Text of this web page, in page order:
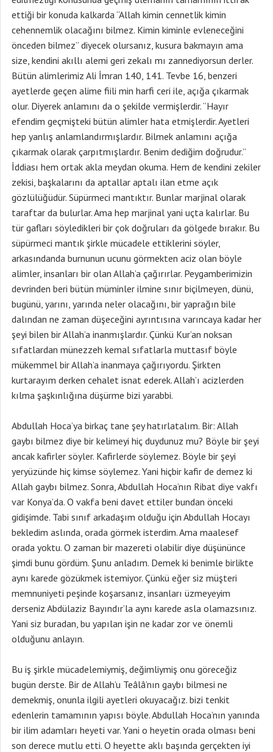
ettiği bir konuda kalkarda “Allah kimin cennetlik kimin
cehennemlik olacağını bilmez. Kimin kiminle evleneceğini
önceden bilmez” diyecek olursanız, kusura bakmayın ama
size, kendini akıllı alemi geri zekalı mı zannediyorsun derler.
Bütün alimlerimiz Ali İmran 140, 141. Tevbe 16, benzeri
ayetlerde geçen alime fiili min harfi ceri ile, açığa çıkarmak
olur. Diyerek anlamını da o şekilde vermişlerdir. “Hayır
efendim geçmişteki bütün alimler hata etmişlerdir. Ayetleri
hep yanlış anlamlandırmışlardır. Bilmek anlamını açığa
çıkarmak olarak çarpıtmışlardır. Benim dediğim doğrudur.”
İddiası hem ortak akla meydan okuma. Hem de kendini zekiler
zekisi, başkalarını da aptallar aptalı ilan etme açık
gözlülüğüdür. Süpürmeci mantıktır. Bunlar marjinal olarak
taraftar da bulurlar. Ama hep marjinal yani uçta kalırlar. Bu
tür gafları söyledikleri bir çok doğruları da gölgede bırakır. Bu
süpürmeci mantık şirkle mücadele ettiklerini söyler,
arkasındanda burnunun ucunu görmekten aciz olan böyle
alimler, insanları bir olan Allah’a çağırırlar. Peygamberimizin
devrinden beri bütün müminler ilmine sınır biçilmeyen, dünü,
bugünü, yarını, yarında neler olacağını, bir yaprağın bile
dalından ne zaman düşeceğini ayrıntısına varıncaya kadar her
şeyi bilen bir Allah’a inanmışlardır. Çünkü Kur’an noksan
sıfatlardan münezzeh kemal sıfatlarla muttasıf böyle
mükemmel bir Allah’a inanmaya çağırıyordu. Şirkten
kurtarayım derken cehalet isnat ederek. Allah’ı acizlerden
kılma şaşkınlığına düşürme bizi yarabbi.
Abdullah Hoca’ya birkaç tane şey hatırlatalım. Bir: Allah
gaybı bilmez diye bir kelimeyi hiç duydunuz mu? Böyle bir şeyi
ancak kafirler söyler. Kafirlerde söylemez. Böyle bir şeyi
yeryüzünde hiç kimse söylemez. Yani hiçbir kafir de demez ki
Allah gaybı bilmez. Sonra, Abdullah Hoca’nın Ribat diye vakfı
var Konya’da. O vakfa beni davet ettiler bundan önceki
gidişimde. Tabi sınıf arkadaşım olduğu için Abdullah Hocayı
bekledim aslında, orada görmek isterdim. Ama maalesef
orada yoktu. O zaman bir mazereti olabilir diye düşününce
şimdi bunu gördüm. Şunu anladım. Demek ki benimle birlikte
aynı karede gözükmek istemiyor. Çünkü eğer siz müşteri
memnuniyeti peşinde koşarsanız, insanları üzmeyeyim
derseniz Abdülaziz Bayındır’la aynı karede asla olamazsınız.
Yani siz buradan, bu yapılan işin ne kadar zor ve önemli
olduğunu anlayın.
Bu iş şirkle mücadelemiymiş, değimliymiş onu göreceğiz
bugün derste. Bir de Allah’u Teâlâ’nın gaybı bilmesi ne
demekmiş, onunla ilgili ayetleri okuyacağız. bizi tenkit
edenlerin tamamının yapısı böyle. Abdullah Hoca’nın yanında
bir ilim adamları heyeti var. Yani o heyetin orada olması beni
son derece mutlu etti. O heyette aklı başında gerçekten iyi